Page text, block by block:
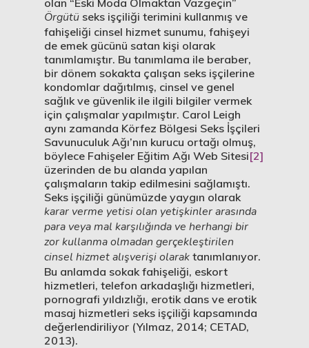
olan “Eski Moda Olmaktan Vazgeçin”
Örgütü seks işçiliği terimini kullanmış ve
fahişeliği cinsel hizmet sunumu, fahişeyi
de emek gücünü satan kişi olarak
tanımlamıştır. Bu tanımlama ile beraber,
bir dönem sokakta çalışan seks işçilerine
kondomlar dağıtılmış, cinsel ve genel
sağlık ve güvenlik ile ilgili bilgiler vermek
için çalışmalar yapılmıştır. Carol Leigh
aynı zamanda Körfez Bölgesi Seks İşçileri
Savunuculuk Ağı’nın kurucu ortağı olmuş,
böylece Fahişeler Eğitim Ağı Web Sitesi[2]
üzerinden de bu alanda yapılan
çalışmaların takip edilmesini sağlamıştı.
Seks işçiliği günümüzde yaygın olarak
karar verme yetisi olan yetişkinler arasında
para veya mal karşılığında ve herhangi bir
zor kullanma olmadan gerçekleştirilen
cinsel hizmet alışverişi olarak tanımlanıyor.
Bu anlamda sokak fahişeliği, eskort
hizmetleri, telefon arkadaşlığı hizmetleri,
pornografi yıldızlığı, erotik dans ve erotik
masaj hizmetleri seks işçiliği kapsamında
değerlendiriliyor (Yılmaz, 2014; CETAD,
2013).